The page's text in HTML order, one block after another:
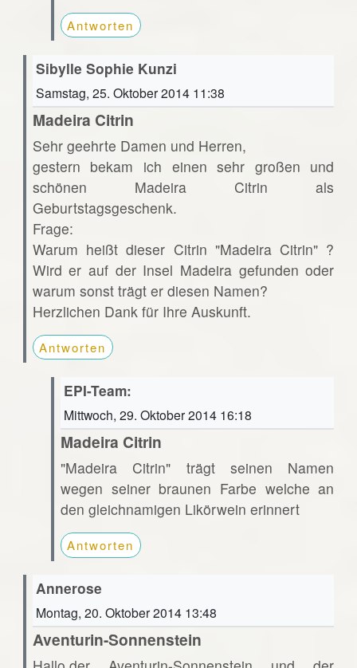
Antworten
Sibylle Sophie Kunzi
Samstag, 25. Oktober 2014 11:38
Madeira Citrin
Sehr geehrte Damen und Herren,
gestern bekam ich einen sehr großen und
schönen Madeira Citrin als
Geburtstagsgeschenk.
Frage:
Warum heißt dieser Citrin "Madeira Citrin" ?
Wird er auf der Insel Madeira gefunden oder
warum sonst trägt er diesen Namen?
Herzlichen Dank für Ihre Auskunft.
Antworten
EPI-Team:
Mittwoch, 29. Oktober 2014 16:18
Madeira Citrin
"Madeira Citrin" trägt seinen Namen
wegen seiner braunen Farbe welche an
den gleichnamigen Likörwein erinnert
Antworten
Annerose
Montag, 20. Oktober 2014 13:48
Aventurin-Sonnenstein